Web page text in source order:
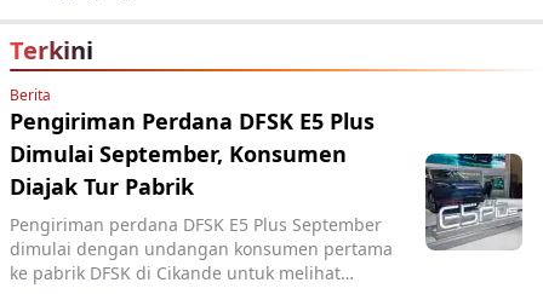
Terkini
Berita
Pengiriman Perdana DFSK E5 Plus
Dimulai September, Konsumen
Diajak Tur Pabrik
Pengiriman perdana DFSK E5 Plus September
dimulai dengan undangan konsumen pertama
ke pabrik DFSK di Cikande untuk melihat